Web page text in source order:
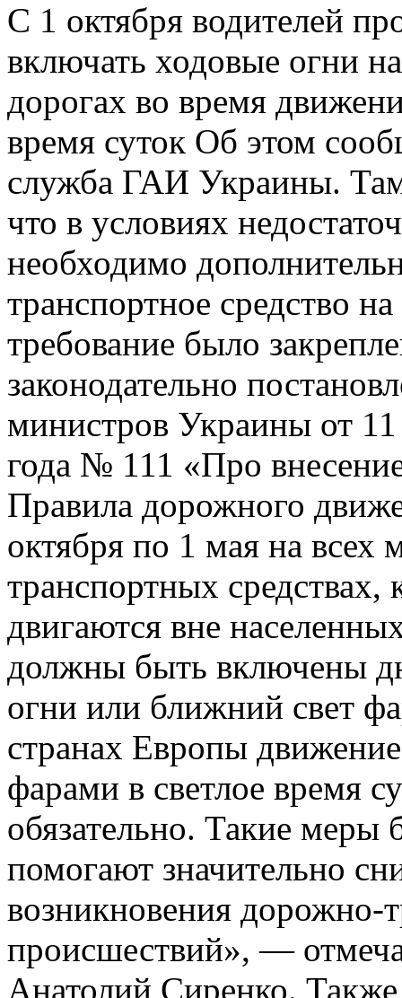
С 1 октября водителей
включать ходовые огни
дорогах во время
время суток Об этом
служба ГАИ Украины.
что в условиях
необходимо
транспортное средство
требование было
законодательно
министров Украины от
года № 111 «Про
Правила дорожного
октября по 1 мая на всех
транспортных средствах,
двигаются вне
должны быть включены
огни или ближний свет
странах Европы
фарами в светлое время
обязательно. Такие меры
помогают значительно
возникновения дорожно-
происшествий», —
Анатолий Сиренко.